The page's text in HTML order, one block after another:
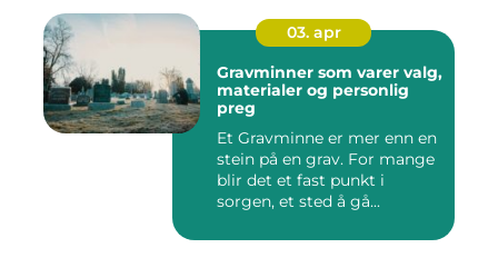
03. apr
Gravminner som varer valg,
materialer og personlig
preg
Et Gravminne er mer enn en
stein på en grav. For mange
blir det et fast punkt i
sorgen, et sted å gå...